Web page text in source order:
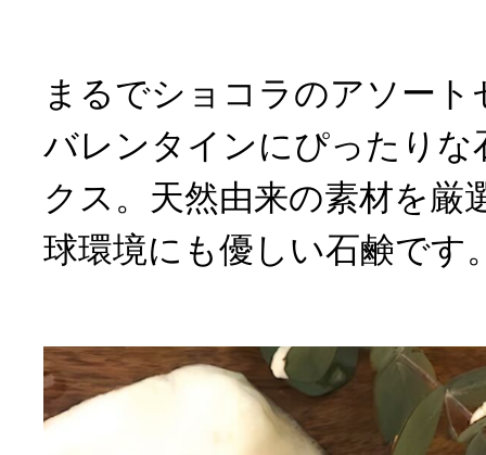
まるでショコラのアソー
バレンタインにぴったりな
クス。天然由来の素材を厳
球環境にも優しい石鹸です